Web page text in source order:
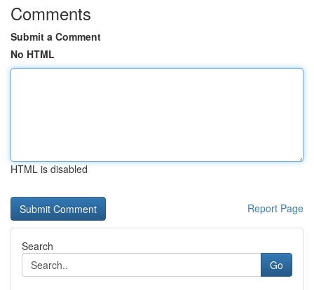
Comments
Submit a Comment
No HTML
HTML is disabled
Report Page
Search
Go